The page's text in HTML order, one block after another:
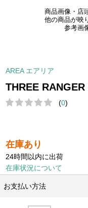
商品画像・店
他の商品が映
参考画
AREA エアリア
THREE
(0)
在庫あり
24時間以内に出荷
在庫状況について
お支払い方法